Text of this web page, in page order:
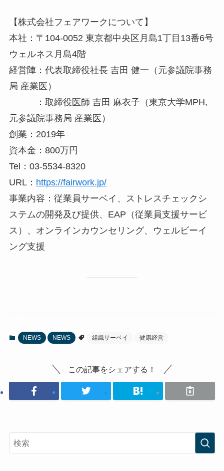
【株式会社フェアワークについて】
本社：〒104-0052 東京都中央区月島1丁目13番6号
ウェルネス月島4階
経営陣：代表取締役社長 吉田 健一（元参議院事務
局 産業医）
：取締役医師 吉田 麻衣子（東京大学MPH,
元参議院事務局 産業医）
創業：2019年
資本金：800万円
Tel：03-5534-8320
URL： https://fairwork.jp/
事業内容：従業員サーベイ、ストレスチェックシ
ステムの開発及び提供、EAP（従業員支援サービ
ス）、オンラインカウンセリング、ウェルビーイ
ング支援
NEWS NEWS 組織サーベイ 健康経営
この記事をシェアする！